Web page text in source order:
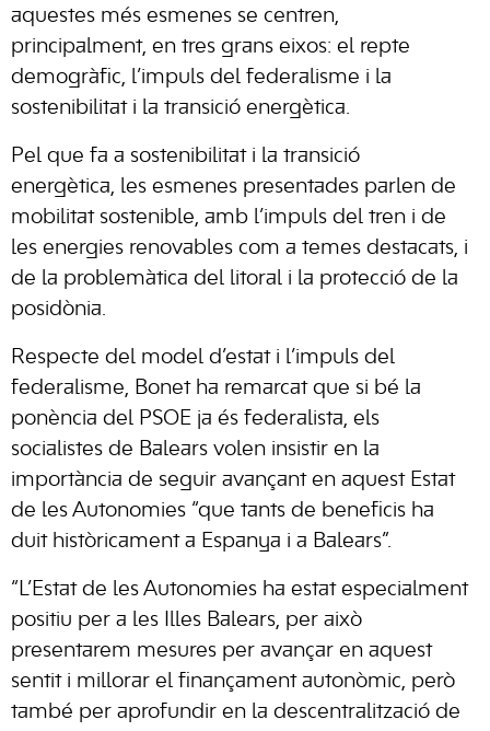
aquestes més esmenes se centren,
principalment, en tres grans eixos: el repte
demogràfic, l’impuls del federalisme i la
sostenibilitat i la transició energètica.
Pel que fa a sostenibilitat i la transició
energètica, les esmenes presentades parlen de
mobilitat sostenible, amb l’impuls del tren i de
les energies renovables com a temes destacats, i
de la problemàtica del litoral i la protecció de la
posidònia.
Respecte del model d’estat i l’impuls del
federalisme, Bonet ha remarcat que si bé la
ponència del PSOE ja és federalista, els
socialistes de Balears volen insistir en la
importància de seguir avançant en aquest Estat
de les Autonomies “que tants de beneficis ha
duit històricament a Espanya i a Balears”.
“L’Estat de les Autonomies ha estat especialment
positiu per a les Illes Balears, per això
presentarem mesures per avançar en aquest
sentit i millorar el finançament autonòmic, però
també per aprofundir en la descentralització de